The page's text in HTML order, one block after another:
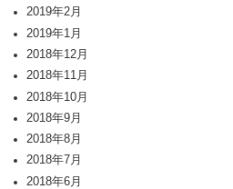
2019年2月
2019年1月
2018年12月
2018年11月
2018年10月
2018年9月
2018年8月
2018年7月
2018年6月